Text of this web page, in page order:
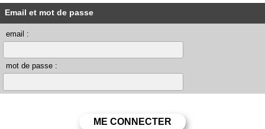
Email et mot de passe
email :
mot de passe :